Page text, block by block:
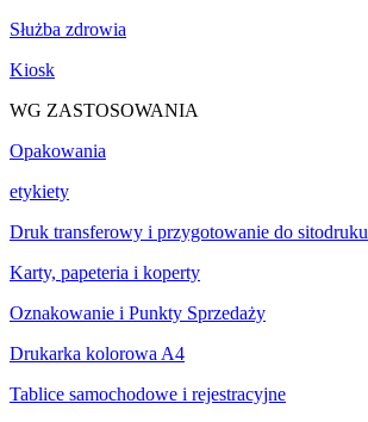
Służba zdrowia
Kiosk
WG ZASTOSOWANIA
Opakowania
etykiety
Druk transferowy i przygotowanie do sitodruku
Karty, papeteria i koperty
Oznakowanie i Punkty Sprzedaży
Drukarka kolorowa A4
Tablice samochodowe i rejestracyjne